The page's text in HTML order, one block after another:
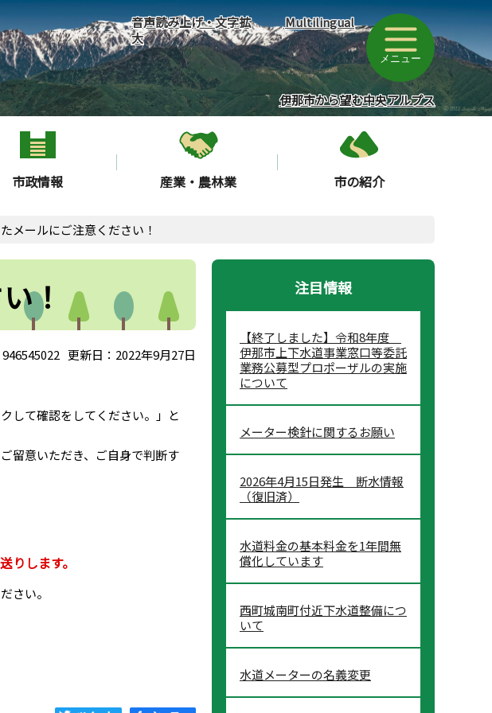
音声読み上げ・文字拡
大
Multilingual
メニュー
伊那市から望む中央アルプス
市政情報 産業・農林業 市の紹介
メールにご注意ください！
！
更新日：2022年9月27日
して確認をしてください。」と
留意いただき、ご自身で判断す
りします。
さい。
注目情報
【終了しました】令和8年度
伊那市上下水道事業窓口等委託
業務公募型プロポーザルの実施
について
メーター検針に関するお願い
2026年4月15日発生 断水情報
（復旧済）
水道料金の基本料金を1年間無
償化しています
西町城南町付近下水道整備につ
いて
水道メーターの名義変更